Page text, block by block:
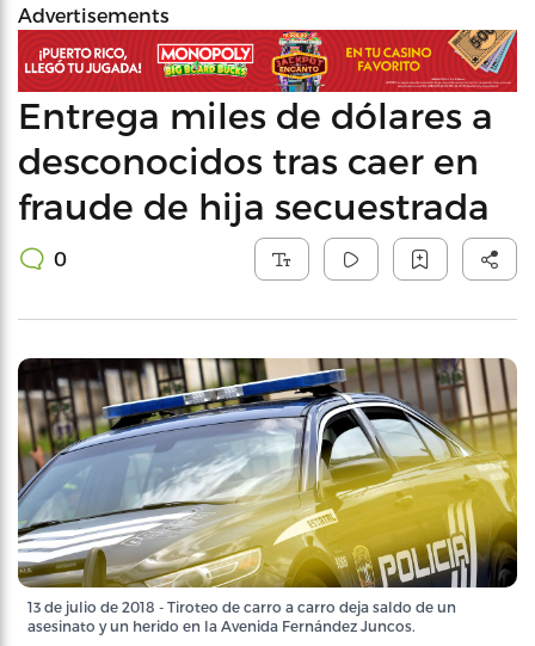
Advertisements
Entrega miles de dólares a
desconocidos tras caer en
fraude de hija secuestrada
0
13 de julio de 2018 - Tiroteo de carro a carro deja saldo de un
asesinato y un herido en la Avenida Fernández Juncos.